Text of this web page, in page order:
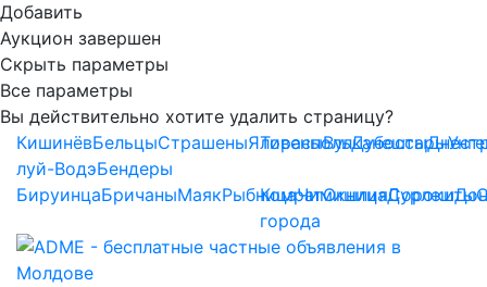
Добавить
Аукцион завершен
Скрыть параметры
Все параметры
Вы действительно хотите удалить страницу?
КишинёвБельцыСтрашеныЯловеныВулканешты
луй-ВодэБендеры
ТираспольДубоссары
БируинцаБричаныМаякРыбницаЧимишлияСороки
КомратОкницаДурлешты
города